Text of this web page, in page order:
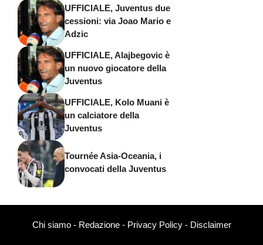
UFFICIALE, Juventus due
cessioni: via Joao Mario e
Adzic
UFFICIALE, Alajbegovic è
un nuovo giocatore della
Juventus
UFFICIALE, Kolo Muani è
un calciatore della
Juventus
Tournée Asia-Oceania, i
convocati della Juventus
Chi siamo- Redazione- Privacy Policy- Disclaimer